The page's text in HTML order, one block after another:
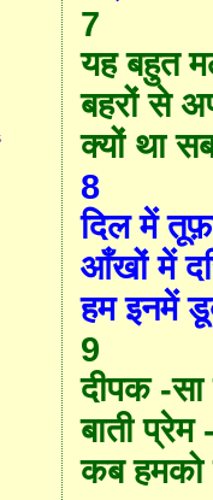
7
यह बहुत
बहरों से
क्यों था
8
दिल में
आँखों में
हम इनमें
9
दीपक -
बाती प्रेम
कब हमको